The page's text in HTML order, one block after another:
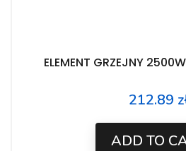
ELEMENT GRZEJNY
Price
212.89
ADD TO